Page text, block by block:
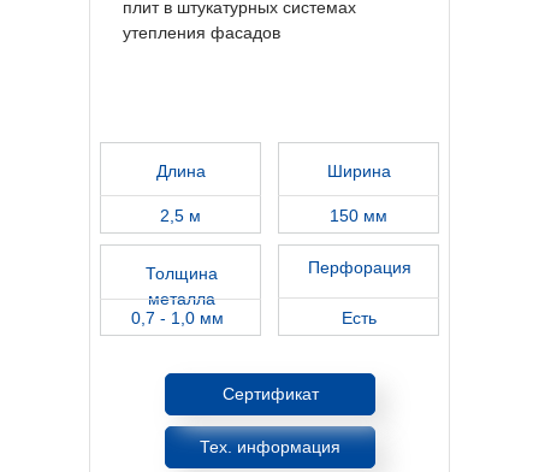
плит в штукатурных системах
утепления фасадов
Тех. информация
Сертификат
Длина
2,5 м
Ширина
150 мм
Толщина
металла
0,7 - 1,0 мм
Перфорация
Есть